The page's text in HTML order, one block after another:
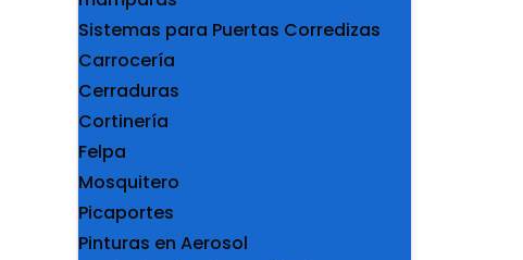
Sistemas para Puertas Corredizas
Carrocería
Cerraduras
Cortinería
Felpa
Mosquitero
Picaportes
Pinturas en Aerosol